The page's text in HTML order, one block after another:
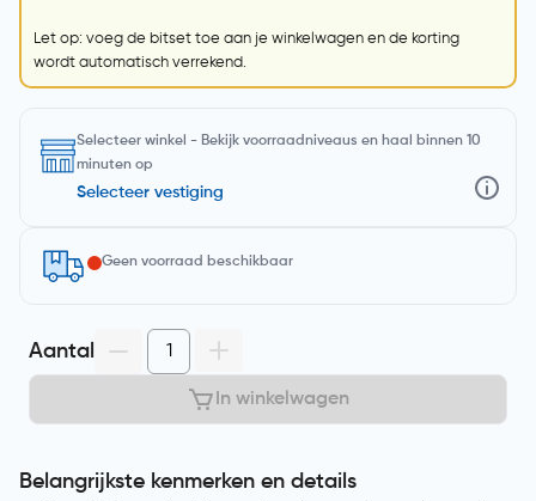
Let op: voeg de bitset toe aan je winkelwagen en de korting
wordt automatisch verrekend.
Selecteer winkel - Bekijk voorraadniveaus en haal binnen 10
minuten op
Selecteer vestiging
Geen voorraad beschikbaar
Aantal
In winkelwagen
Belangrijkste kenmerken en details